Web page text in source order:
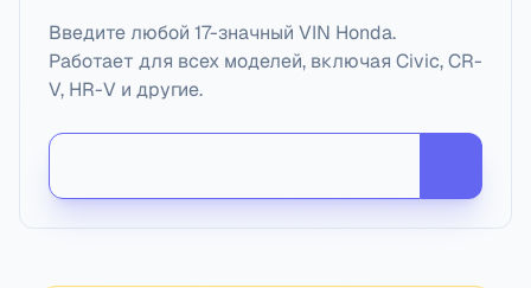
Введите любой 17-значный VIN Honda.
Работает для всех моделей, включая Civic, CR-
V, HR-V и другие.